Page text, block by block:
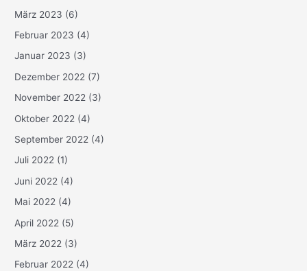
März 2023 (6)
Februar 2023 (4)
Januar 2023 (3)
Dezember 2022 (7)
November 2022 (3)
Oktober 2022 (4)
September 2022 (4)
Juli 2022 (1)
Juni 2022 (4)
Mai 2022 (4)
April 2022 (5)
März 2022 (3)
Februar 2022 (4)